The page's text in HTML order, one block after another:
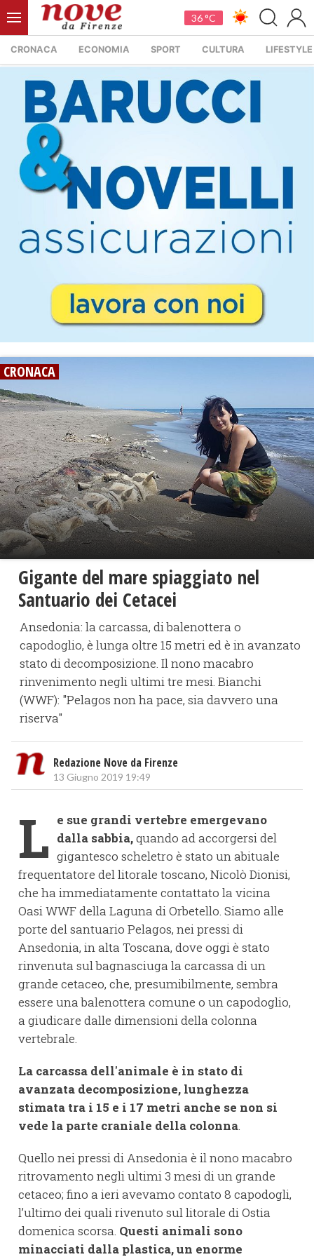
36 °C
CRONACA ECONOMIA SPORT CULTURA LIFESTYLE
CRONACA
Gigante del mare spiaggiato nel
Santuario dei Cetacei
Ansedonia: la carcassa, di balenottera o
capodoglio, è lunga oltre 15 metri ed è in avanzato
stato di decomposizione. Il nono macabro
rinvenimento negli ultimi tre mesi. Bianchi
(WWF): "Pelagos non ha pace, sia davvero una
riserva"
Redazione Nove da Firenze
13 Giugno 2019 19:49
L e sue grandi vertebre emergevano
dalla sabbia,quando ad accorgersi del
gigantesco scheletro è stato un abituale
frequentatore del litorale toscano, Nicolò Dionisi,
che ha immediatamente contattato la vicina
Oasi WWF della Laguna di Orbetello. Siamo alle
porte del santuario Pelagos, nei pressi di
Ansedonia, in alta Toscana, dove oggi è stato
rinvenuta sul bagnasciuga la carcassa di un
grande cetaceo, che, presumibilmente, sembra
essere una balenottera comune o un capodoglio,
a giudicare dalle dimensioni della colonna
vertebrale.
La carcassa dell'animale è in stato di
avanzata decomposizione, lunghezza
stimata tra i 15 e i 17 metri anche se non si
vede la parte craniale della colonna.
Quello nei pressi di Ansedonia è il nono macabro
ritrovamento negli ultimi 3 mesi di un grande
cetaceo; fino a ieri avevamo contato 8 capodogli,
l’ultimo dei quali rivenuto sul litorale di Ostia
domenica scorsa. Questi animali sono
minacciati dalla plastica, un enorme